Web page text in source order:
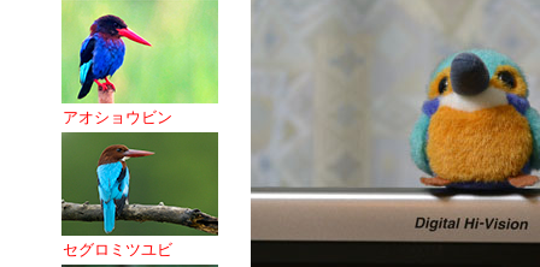
アオショウビン
セグロミツユビ